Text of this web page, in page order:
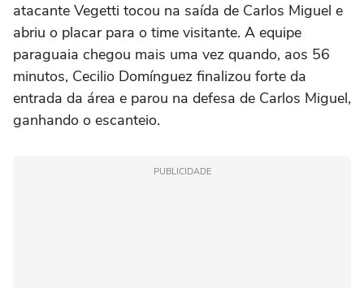
atacante Vegetti tocou na saída de Carlos Miguel e
abriu o placar para o time visitante. A equipe
paraguaia chegou mais uma vez quando, aos 56
minutos, Cecilio Domínguez finalizou forte da
entrada da área e parou na defesa de Carlos Miguel,
ganhando o escanteio.
PUBLICIDADE